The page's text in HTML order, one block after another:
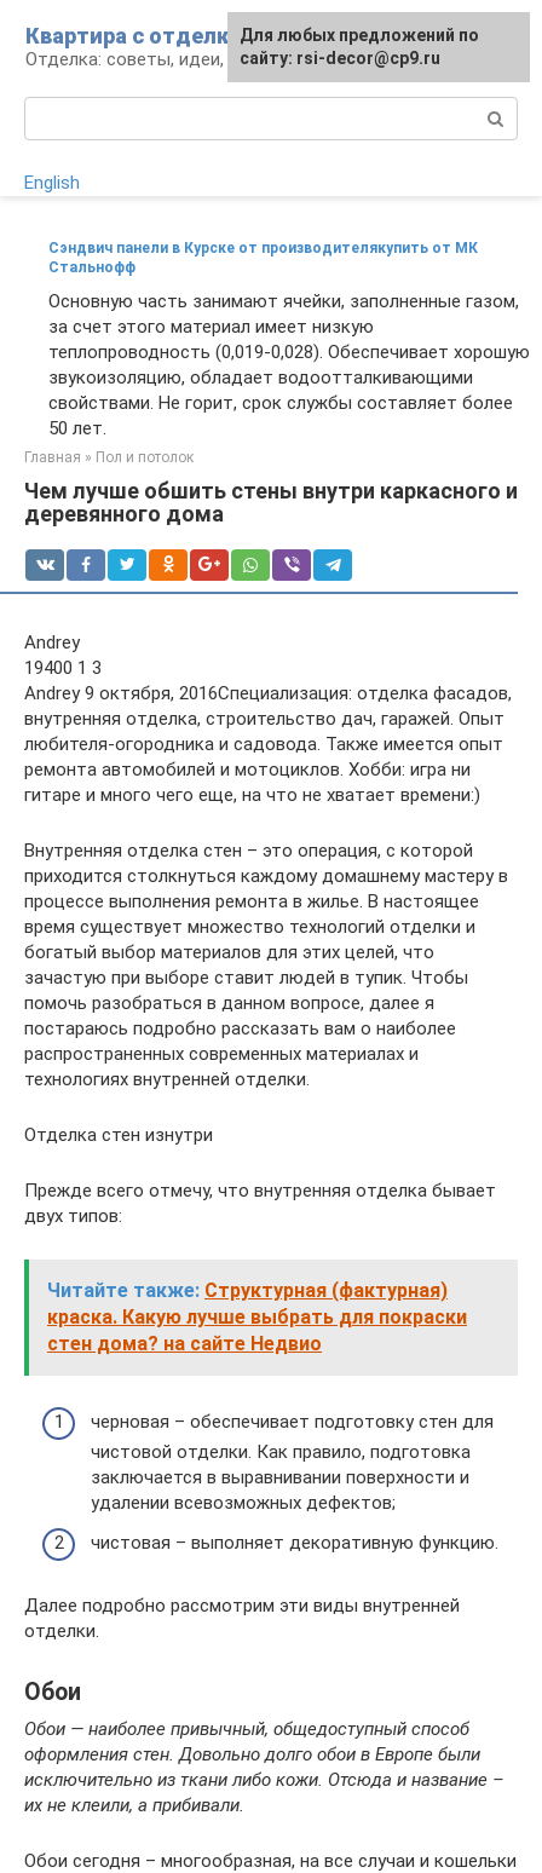
контенту
Квартира с отделкой
Отделка: советы, идеи, материалы
English
Сэндвич панели в Курске от производителякупить от МК
Стальнофф
Основную часть занимают ячейки, заполненные газом,
за счет этого материал имеет низкую
теплопроводность (0,019-0,028). Обеспечивает хорошую
звукоизоляцию, обладает водоотталкивающими
свойствами. Не горит, срок службы составляет более
50 лет.
Главная » Пол и потолок
Чем лучше обшить стены внутри каркасного и
деревянного дома
Andrey
19400 1 3
Andrey 9 октября, 2016Специализация: отделка фасадов,
внутренняя отделка, строительство дач, гаражей. Опыт
любителя-огородника и садовода. Также имеется опыт
ремонта автомобилей и мотоциклов. Хобби: игра ни
гитаре и много чего еще, на что не хватает времени:)
Внутренняя отделка стен – это операция, с которой
приходится столкнуться каждому домашнему мастеру в
процессе выполнения ремонта в жилье. В настоящее
время существует множество технологий отделки и
богатый выбор материалов для этих целей, что
зачастую при выборе ставит людей в тупик. Чтобы
помочь разобраться в данном вопросе, далее я
постараюсь подробно рассказать вам о наиболее
распространенных современных материалах и
технологиях внутренней отделки.
Отделка стен изнутри
Прежде всего отмечу, что внутренняя отделка бывает
двух типов:
Читайте также: Структурная (фактурная)
краска. Какую лучше выбрать для покраски
стен дома? на сайте Недвио
черновая – обеспечивает подготовку стен для
чистовой отделки. Как правило, подготовка
заключается в выравнивании поверхности и
удалении всевозможных дефектов;
чистовая – выполняет декоративную функцию.
Далее подробно рассмотрим эти виды внутренней
отделки.
Обои
Обои — наиболее привычный, общедоступный способ
оформления стен. Довольно долго обои в Европе были
исключительно из ткани либо кожи. Отсюда и название –
их не клеили, а прибивали.
Обои сегодня – многообразная, на все случаи и кошельки
Для любых предложений по
сайту: rsi-decor@cp9.ru
Для любых предложений по
сайту: rsi-decor@cp9.ru